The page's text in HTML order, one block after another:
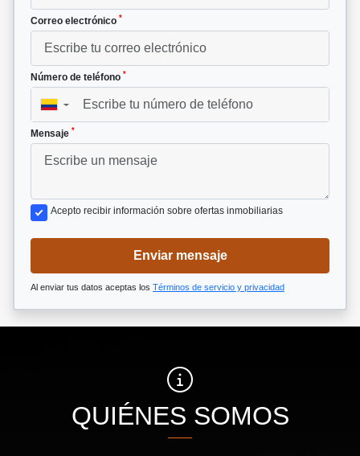
Correo electrónico *
Número de teléfono *
▼
Mensaje *
Acepto recibir información sobre ofertas inmobiliarias
Enviar mensaje
Al enviar tus datos aceptas los Términos de servicio y privacidad
QUIÉNES SOMOS